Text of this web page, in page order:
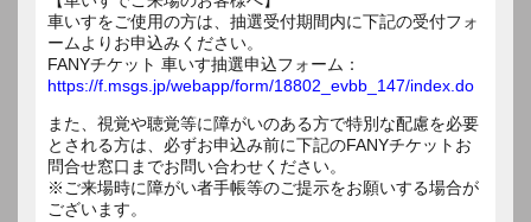
車いすをご使用の方は、抽選受付期間内に下記の受付フォ
ームよりお申込みください。
FANYチケット 車いす抽選申込フォーム：
https://f.msgs.jp/webapp/form/18802_evbb_147/index.do
また、視覚や聴覚等に障がいのある方で特別な配慮を必要
とされる方は、必ずお申込み前に下記のFANYチケットお
問合せ窓口までお問い合わせください。
※ご来場時に障がい者手帳等のご提示をお願いする場合が
ございます。